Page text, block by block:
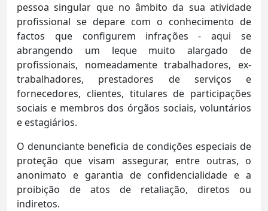
pessoa singular que no âmbito da sua atividade
profissional se depare com o conhecimento de
factos que configurem infrações - aqui se
abrangendo um leque muito alargado de
profissionais, nomeadamente trabalhadores, ex-
trabalhadores, prestadores de serviços e
fornecedores, clientes, titulares de participações
sociais e membros dos órgãos sociais, voluntários
e estagiários.
O denunciante beneficia de condições especiais de
proteção que visam assegurar, entre outras, o
anonimato e garantia de confidencialidade e a
proibição de atos de retaliação, diretos ou
indiretos.